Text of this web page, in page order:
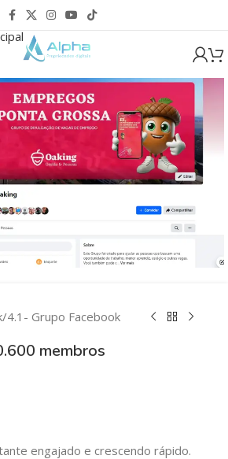
/4.1- Grupo Facebook
membros
engajado e crescendo rápido.